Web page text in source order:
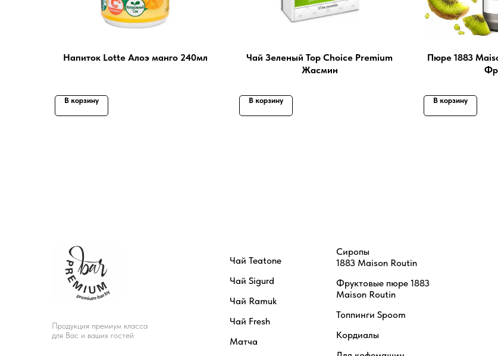
Напиток Lotte Алоэ манго 240мл
В корзину
Чай Зеленый Top Choice Premium
Жасмин
В корзину
Пюре 1883
В корзину
Продукция премиум класса
для Вас и ваших гостей
Чай Teatone
Чай Sigurd
Чай Ramuk
Чай Fresh
Матча
Сиропы
1883 Maison Routin
Фруктовые пюре 1883
Maison Routin
Топпинги Spoom
Кордиалы